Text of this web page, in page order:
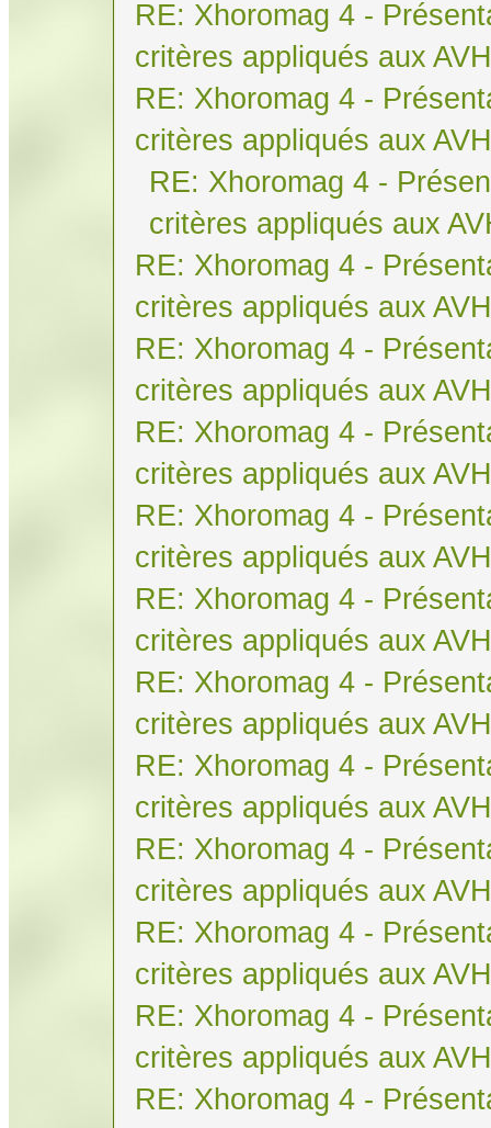
RE: Xhoromag 4 -
critères appliqués aux AVH
RE: Xhoromag 4 -
critères appliqués aux AVH
RE: Xhoromag 4 -
critères appliqués aux
RE: Xhoromag 4 -
critères appliqués aux AVH
RE: Xhoromag 4 -
critères appliqués aux AVH
RE: Xhoromag 4 -
critères appliqués aux AVH
RE: Xhoromag 4 -
critères appliqués aux AVH
RE: Xhoromag 4 -
critères appliqués aux AVH
RE: Xhoromag 4 -
critères appliqués aux AVH
RE: Xhoromag 4 -
critères appliqués aux AVH
RE: Xhoromag 4 -
critères appliqués aux AVH
RE: Xhoromag 4 -
critères appliqués aux AVH
RE: Xhoromag 4 -
critères appliqués aux AVH
RE: Xhoromag 4 -